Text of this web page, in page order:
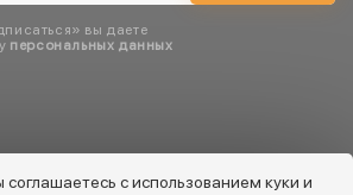
вы даете
персональных данных
соглашаетесь с использованием куки и